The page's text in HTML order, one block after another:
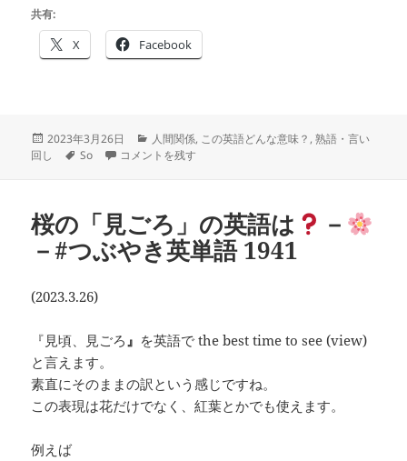
共有:
X Facebook
投
稿
2023年3月26日
カ
テ
人間関係, この英語どんな意味？ ,熟語・言い
回し
タ
So so and so は―
コメントを残す
桜の「見ごろ」の英語は
－
－#つぶやき英単語 1941
(2023.3.26)
『見頃、見ごろ』 を英語で the best time to see (view)
と言えます。
素直にそのままの訳という感じですね。
この表現は花だけでなく、紅葉とかでも使えます。
例えば